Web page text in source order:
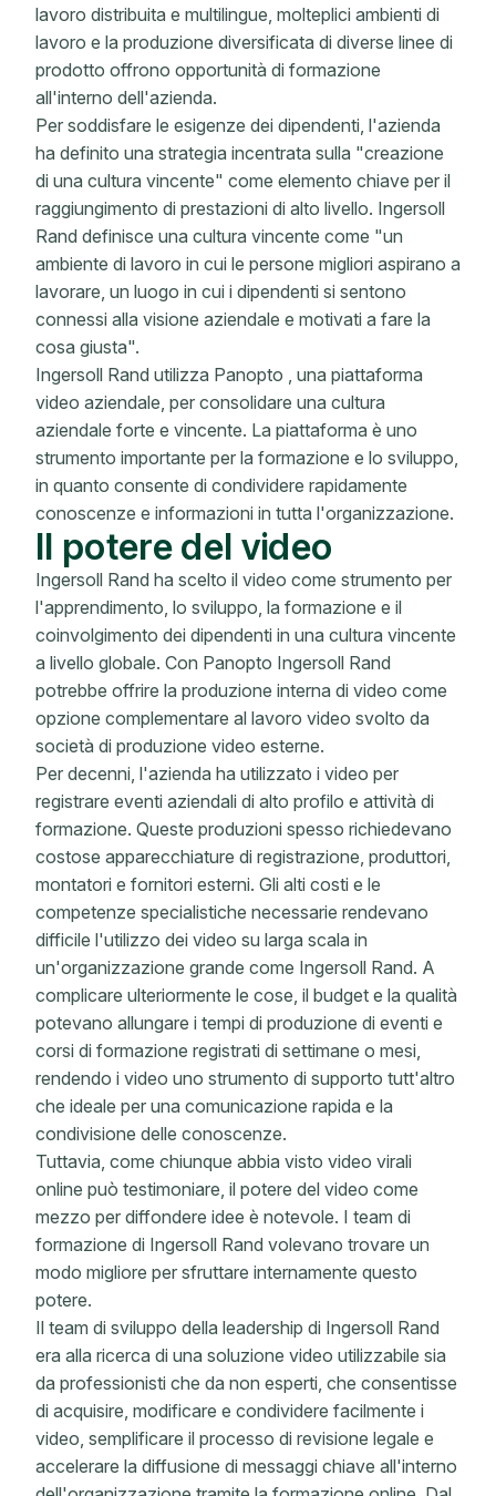
lavoro distribuita e multilingue, molteplici ambienti di
lavoro e la produzione diversificata di diverse linee di
prodotto offrono opportunità di formazione
all'interno dell'azienda.
Per soddisfare le esigenze dei dipendenti, l'azienda
ha definito una strategia incentrata sulla "creazione
di una cultura vincente" come elemento chiave per il
raggiungimento di prestazioni di alto livello. Ingersoll
Rand definisce una cultura vincente come "un
ambiente di lavoro in cui le persone migliori aspirano a
lavorare, un luogo in cui i dipendenti si sentono
connessi alla visione aziendale e motivati ​​a fare la
cosa giusta".
Ingersoll Rand utilizza Panopto , una piattaforma
video aziendale, per consolidare una cultura
aziendale forte e vincente. La piattaforma è uno
strumento importante per la formazione e lo sviluppo,
in quanto consente di condividere rapidamente
conoscenze e informazioni in tutta l'organizzazione.
Il potere del video
Ingersoll Rand ha scelto il video come strumento per
l'apprendimento, lo sviluppo, la formazione e il
coinvolgimento dei dipendenti in una cultura vincente
a livello globale. Con Panopto Ingersoll Rand
potrebbe offrire la produzione interna di video come
opzione complementare al lavoro video svolto da
società di produzione video esterne.
Per decenni, l'azienda ha utilizzato i video per
registrare eventi aziendali di alto profilo e attività di
formazione. Queste produzioni spesso richiedevano
costose apparecchiature di registrazione, produttori,
montatori e fornitori esterni. Gli alti costi e le
competenze specialistiche necessarie rendevano
difficile l'utilizzo dei video su larga scala in
un'organizzazione grande come Ingersoll Rand. A
complicare ulteriormente le cose, il budget e la qualità
potevano allungare i tempi di produzione di eventi e
corsi di formazione registrati di settimane o mesi,
rendendo i video uno strumento di supporto tutt'altro
che ideale per una comunicazione rapida e la
condivisione delle conoscenze.
Tuttavia, come chiunque abbia visto video virali
online può testimoniare, il potere del video come
mezzo per diffondere idee è notevole. I team di
formazione di Ingersoll Rand volevano trovare un
modo migliore per sfruttare internamente questo
potere.
Il team di sviluppo della leadership di Ingersoll Rand
era alla ricerca di una soluzione video utilizzabile sia
da professionisti che da non esperti, che consentisse
di acquisire, modificare e condividere facilmente i
video, semplificare il processo di revisione legale e
accelerare la diffusione di messaggi chiave all'interno